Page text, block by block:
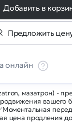
мазатрон) -
вашего
цена продления
Добавить в
Предложить
онлайн